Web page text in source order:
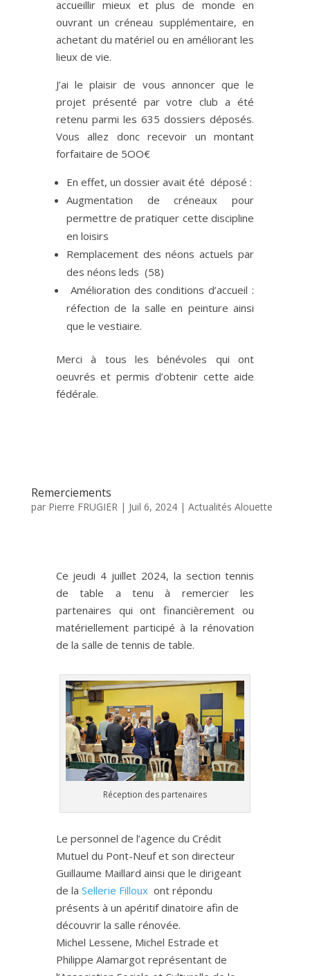
accueillir mieux et plus de monde en
ouvrant un créneau supplémentaire, en
achetant du matériel ou en améliorant les
lieux de vie.
J’ai le plaisir de vous annoncer que le
projet présenté par votre club a été
retenu parmi les 635 dossiers déposés.
Vous allez donc recevoir un montant
forfaitaire de 5OO€
En effet, un dossier avait été déposé :
Augmentation de créneaux pour
permettre de pratiquer cette discipline
en loisirs
Remplacement des néons actuels par
des néons leds (58)
Amélioration des conditions d’accueil :
réfection de la salle en peinture ainsi
que le vestiaire.
Merci à tous les bénévoles qui ont
oeuvrés et permis d’obtenir cette aide
fédérale.
Remerciements
par Pierre FRUGIER| Juil 6, 2024| Actualités Alouette
Ce jeudi 4 juillet 2024, la section tennis
de table a tenu à remercier les
partenaires qui ont financièrement ou
matériellement participé à la rénovation
de la salle de tennis de table.
Réception des partenaires
Le personnel de l’agence du Crédit
Mutuel du Pont-Neuf et son directeur
Guillaume Maillard ainsi que le dirigeant
de la Sellerie Fillouxont répondu
présents à un apéritif dinatoire afin de
découvrir la salle rénovée.
Michel Lessene, Michel Estrade et
Philippe Alamargot représentant de